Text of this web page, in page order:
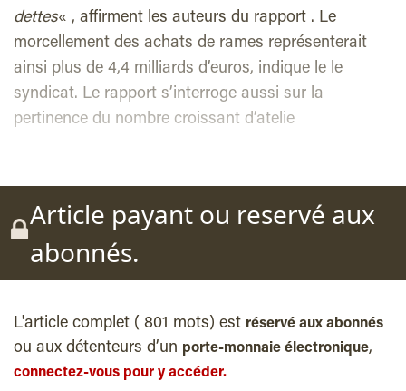
dettes« , affirment les auteurs du rapport . Le
morcellement des achats de rames représenterait
ainsi plus de 4,4 milliards d’euros, indique le le
syndicat. Le rapport s’interroge aussi sur la
pertinence du nombre croissant d’atelie
Article payant ou reservé aux
abonnés.
L'article complet ( 801 mots) est réservé aux abonnés
ou aux détenteurs d’un porte-monnaie électronique,
connectez-vous pour y accéder.